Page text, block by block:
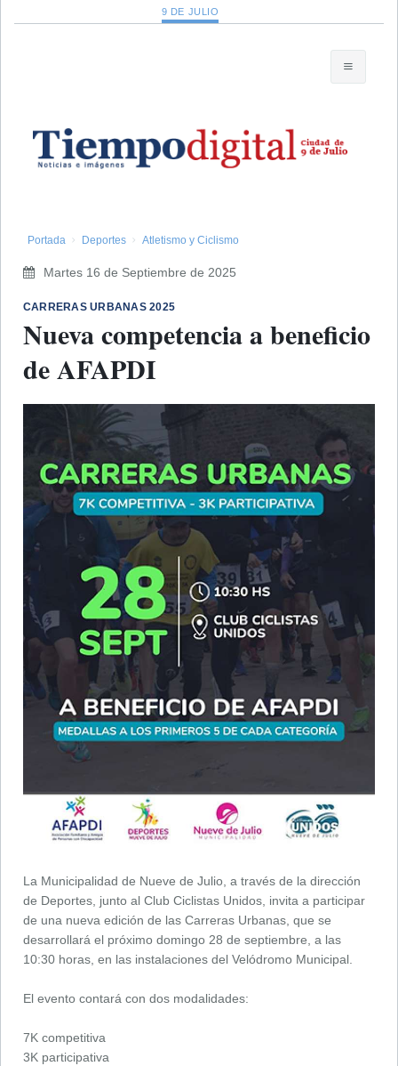
9 DE JULIO
Portada Deportes Atletismo y Ciclismo
Martes 16 de Septiembre de 2025
​CARRERAS URBANAS 2025
Nueva competencia a beneficio
de AFAPDI
La Municipalidad de Nueve de Julio, a través de la dirección
de Deportes, junto al Club Ciclistas Unidos, invita a participar
de una nueva edición de las Carreras Urbanas, que se
desarrollará el próximo domingo 28 de septiembre, a las
10:30 horas, en las instalaciones del Velódromo Municipal.
El evento contará con dos modalidades:
7K competitiva
3K participativa